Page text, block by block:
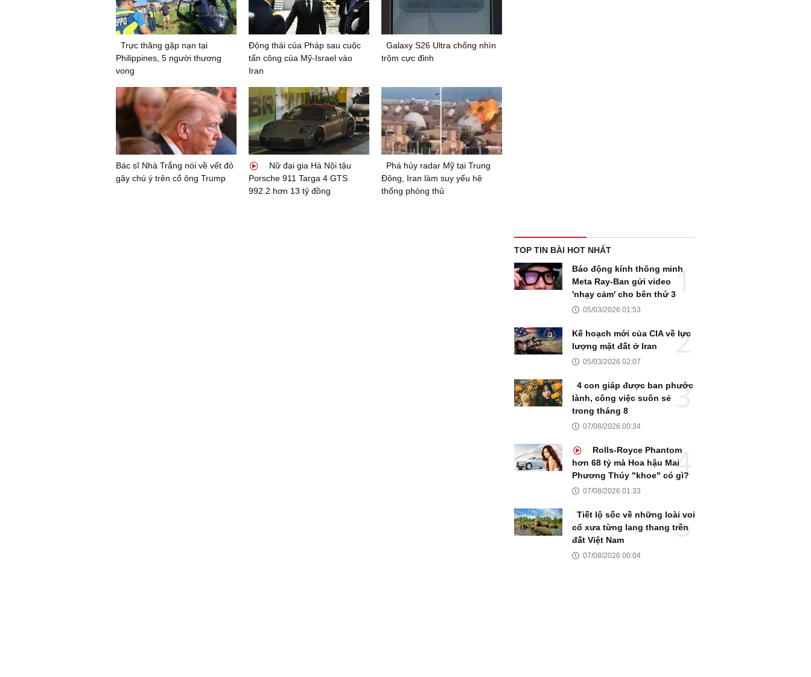
Trực thăng gặp nạn tại
Philippines, 5 người thương
vong
Động thái của Pháp sau cuộc
tấn công của Mỹ-Israel vào
Iran
Galaxy S26 Ultra chống nhìn
trộm cực đỉnh
Bác sĩ Nhà Trắng nói về vết đỏ
gây chú ý trên cổ ông Trump
Nữ đại gia Hà Nội tậu
Porsche 911 Targa 4 GTS
992.2 hơn 13 tỷ đồng
Phá hủy radar Mỹ tại Trung
Đông, Iran làm suy yếu hệ
thống phòng thủ
TOP TIN BÀI HOT NHẤT
Báo động kính thông minh
Meta Ray-Ban gửi video
'nhạy cảm' cho bên thứ 3
05/03/2026 01:53
Kế hoạch mới của CIA về lực
lượng mặt đất ở Iran
05/03/2026 02:07
4 con giáp được ban phước
lành, công việc suôn sẻ
trong tháng 8
07/08/2026 00:34
Rolls-Royce Phantom
hơn 68 tỷ mà Hoa hậu Mai
Phương Thúy "khoe" có gì?
07/08/2026 01:33
Tiết lộ sốc về những loài voi
cổ xưa từng lang thang trên
đất Việt Nam
07/08/2026 00:04